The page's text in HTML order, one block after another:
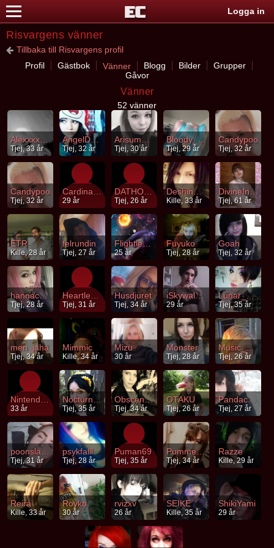
Logga in
Risvargens vänner
Tillbaka till Risvargens profil
Profil
Gästbok Vänner Blogg Bilder
Grupper
Gåvor
Vänner
52 vänner
Alexxxxxxx
Tjej, 33 år
AngelDeath
Tjej, 32 år Tjej, 30 år
Bloody_angelxoxo
Tjej, 29 år
Candypoo
Tjej, 32 år
Candypoo
Tjej, 32 år
CardinalCopia
29 år
DATHOMIR
Tjej, 26 år
DeshinabuYORU
Kille, 33 år
DivineInfecti0n
Tjej, 61 år
ETR
Kille, 28 år
felrundin
Tjej, 27 år
Flightlessbird
25 år
Fuyuko
Tjej, 28 år
Goah
Tjej, 32 år
hannacronwik
Tjej, 28 år
Heartlesseye
Tjej, 31 år
Husdjuret
Tjej, 34 år
iSkywalker
29 år
Lunar_Eclipse
Tjej, 35 år
men_jaha
Tjej, 34 år
Mimmic
Kille, 34 år
Mizu
30 år
Monster
Tjej, 28 år
Music_Girl
Tjej, 26 år
Nintendoparty
33 år
Nocturne_
Tjej, 35 år
ObsceneSilence
Tjej, 34 år
OTAKU
Tjej, 26 år
Pandachan
Tjej, 27 år
poonslayer
Tjej, 31 år
psykfalll
Tjej, 28 år
Puman69
Tjej, 35 år
Pummel_Chan
Tjej, 34 år
Razze
Kille, 29 år
Reira
Kille, 33 år
Royko
30 år
rvizxv
26 år
SEIKE
Kille, 35 år
ShikiYami
29 år